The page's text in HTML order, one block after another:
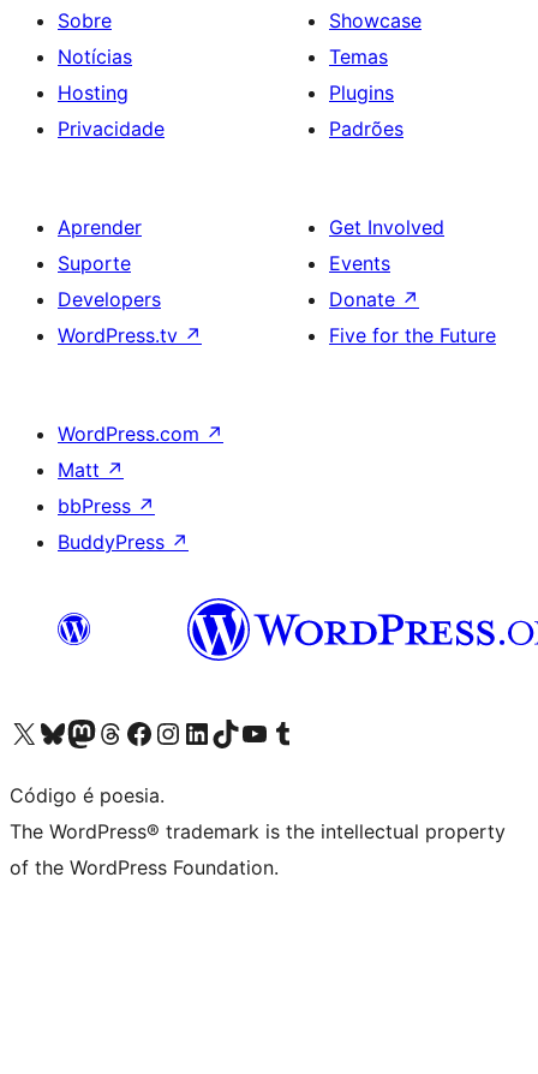
Sobre
Notícias
Hosting
Privacidade
Showcase
Temas
Plugins
Padrões
Aprender
Suporte
Developers
WordPress.tv ↗
Get Involved
Events
Donate ↗
Five for the Future
WordPress.com ↗
Matt ↗
bbPress ↗
BuddyPress ↗
Visite a nossa conta X (antigo Twitter)
Visit our Bluesky account
Visit our Mastodon account
Visit our Threads account
Visite a nossa página do Facebook
Visite a nossa conta no Instagram
Visite a nossa conta no LinkedIn
Visit our TikTok account
Visit our YouTube channel
Visit our Tumblr account
Código é poesia.
The WordPress® trademark is the intellectual property
of the WordPress Foundation.